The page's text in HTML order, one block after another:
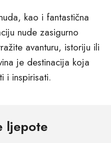
kao i fantastična
nude zasigurno
avanturu, istoriju ili
je destinacija koja
i inspirisati.
ljepote